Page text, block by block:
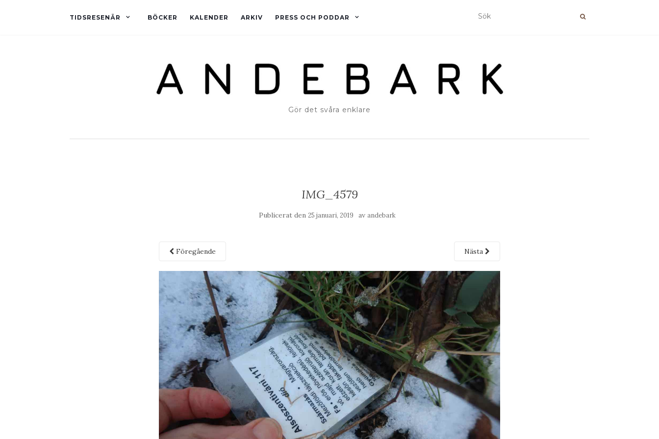
TIDSRESENÄR BÖCKER KALENDER ARKIV PRESS OCH PODDAR
Gör det svåra enklare
IMG_4579
Publicerat den 25 januari, 2019 av andebark
Föregående Nästa